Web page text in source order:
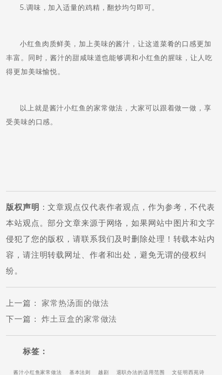
5.调味，加入适量的鸡精，翻炒均匀即可。
小红鱼肉质鲜美，加上美味的酱汁，让这道菜肴的口感更加
丰富。同时，酱汁的甜咸味道也能够调和小红鱼的腥味，让人吃
得更加美味愉悦。
以上就是酱汁小红鱼的家常做法，大家可以跟着做一做，享
受美味的口感。
版权声明 ：文章观点仅代表作者观点，作为参考，不代表
本站观点。部分文章来源于网络，如果网站中图片和文字
侵犯了您的版权，请联系我们及时删除处理！转载本站内
容，请注明转载网址、作者和出处，避免无谓的侵权纠
纷。
上一篇 ： 家常热汤面的做法
下一篇 ：炸土豆盒的家常做法
标签：
酱汁小红鱼家常做法 基本法则 越剧 退职办法的适用范围 文征明西苑诗